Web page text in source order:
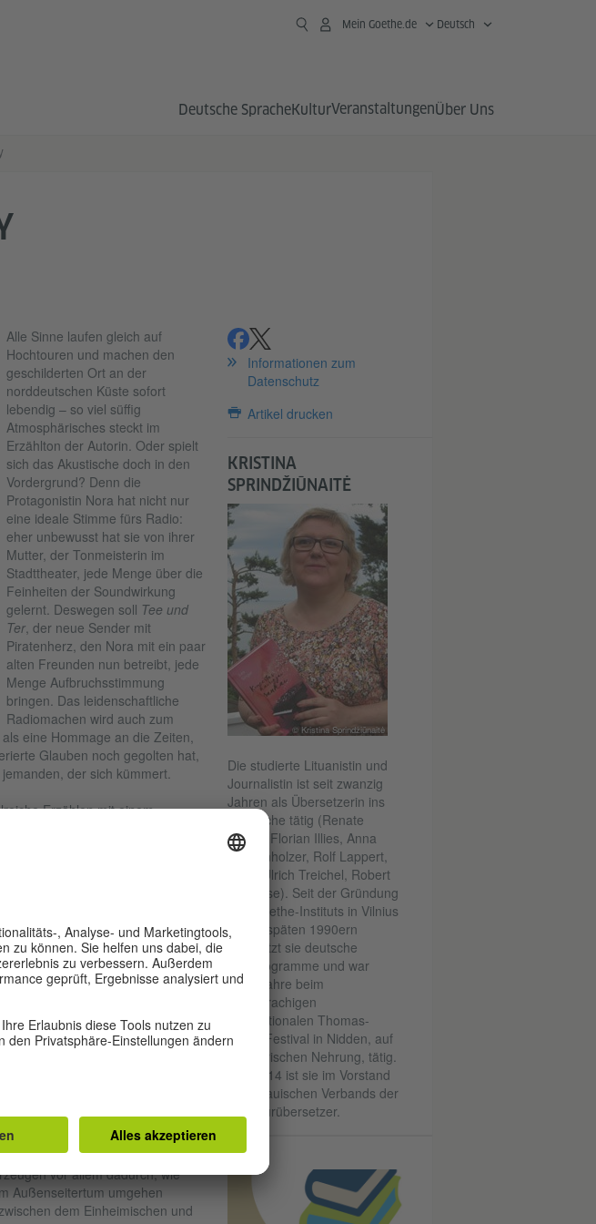
Mein Goethe.de Deutsch
Deutsche SpracheKulturVeranstaltungenÜber Uns
Alle Sinne laufen gleich auf
Hochtouren und machen den
geschilderten Ort an der
norddeutschen Küste sofort
lebendig – so viel süffig
Atmosphärisches steckt im
Erzählton der Autorin. Oder spielt
sich das Akustische doch in den
Vordergrund? Denn die
Protagonistin Nora hat nicht nur
eine ideale Stimme fürs Radio:
eher unbewusst hat sie von ihrer
Mutter, der Tonmeisterin im
Stadttheater, jede Menge über die
Feinheiten der Soundwirkung
gelernt. Deswegen soll Tee und
Ter, der neue Sender mit
Piratenherz, den Nora mit ein paar
alten Freunden nun betreibt, jede
Menge Aufbruchsstimmung
bringen. Das leidenschaftliche
Radiomachen wird auch zum
eine Hommage an die Zeiten,
Glauben noch gegolten hat,
der sich kümmert.
Erzählen mit einem
Kopf musste Nora zurück aus
um ihre Mutter im Sterbebett
zu erfahren: über den
beschäftigen, mit seinen
erkennbaren Folgen
Es geht um Radio als Mittel
um andere gar nicht legitime
das leichtfüßige Erzählen
welches daher nicht immer als
somit die gut recherchierte
nachvollziehbar rüber.
Sprachphilosophin, gab 2015
harte Realität und das
passen. Für den
(Radiomacher und der
vor allem dadurch, wie
Außenseitertum umgehen
dem Einheimischen und
teilenteilen
Informationen zum
Datenschutz
Artikel drucken
KRISTINA
SPRINDŽIŪNAITĖ
© Kristina Sprindžiūnaitė
Die studierte Lituanistin und
Journalistin ist seit zwanzig
Jahren als Übersetzerin ins
Litauische tätig (Renate
Welsh, Florian Illies, Anna
Weidenholzer, Rolf Lappert,
Hans-Ulrich Treichel, Robert
Menasse). Seit der Gründung
des Goethe-Instituts in Vilnius
in den späten 1990ern
übersetzt sie deutsche
Filmprogramme und war
zehn Jahre beim
zweisprachigen
Internationalen Thomas-
Mann-Festival in Nidden, auf
der Kurischen Nehrung, tätig.
Seit 2014 ist sie im Vorstand
des Litauischen Verbands der
Literaturübersetzer.